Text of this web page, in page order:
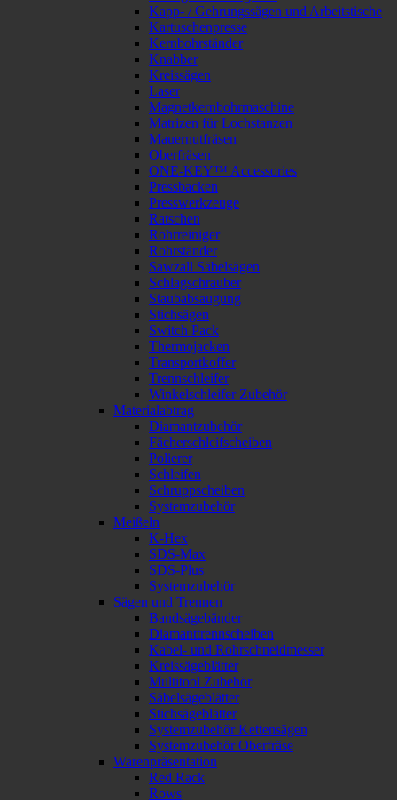
Kapp- / Gehrungssägen und Arbeitstische
Kartuschenpresse
Kernbohrständer
Knabber
Kreissägen
Laser
Magnetkernbohrmaschine
Matrizen für Lochstanzen
Mauernutfräsen
Oberfräsen
ONE-KEY™ Accessories
Pressbacken
Presswerkzeuge
Ratschen
Rohrreiniger
Rohrständer
Sawzall Säbelsägen
Schlagschrauber
Staubabsaugung
Stichsägen
Switch Pack
Thermojacken
Transportkoffer
Trennschleifer
Winkelschleifer Zubehör
Materialabtrag
Diamantzubehör
Fächerschleifscheiben
Polierer
Schleifen
Schruppscheiben
Systemzubehör
Meißeln
K-Hex
SDS-Max
SDS-Plus
Systemzubehör
Sägen und Trennen
Bandsägebänder
Diamanttrennscheiben
Kabel- und Rohrschneidmesser
Kreissägeblätter
Multitool Zubehör
Säbelsägeblätter
Stichsägeblätter
Systemzubehör Kettensägen
Systemzubehör Oberfräse
Warenpräsentation
Red Rack
Rows